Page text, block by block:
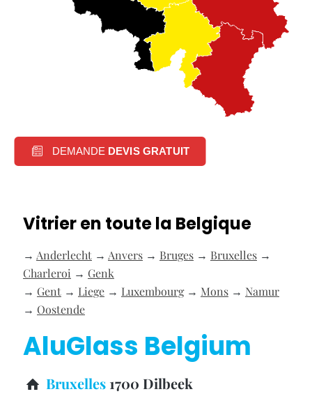
DEMANDE DEVIS GRATUIT
Vitrier en toute la Belgique
→ Anderlecht → Anvers → Bruges → Bruxelles →
Charleroi → Genk
→ Gent → Liege → Luxembourg→ Mons → Namur
→ Oostende
AluGlass Belgium
Bruxelles 1700 Dilbeek